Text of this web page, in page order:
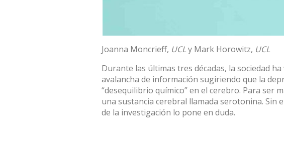
Joanna Moncrieff, UCLy Mark Horowitz, UCL
Durante las últimas tres décadas, la sociedad
avalancha de información sugiriendo que la
“desequilibrio químico” en el cerebro. Para ser
una sustancia cerebral llamada serotonina. Sin
de la investigación lo pone en duda.